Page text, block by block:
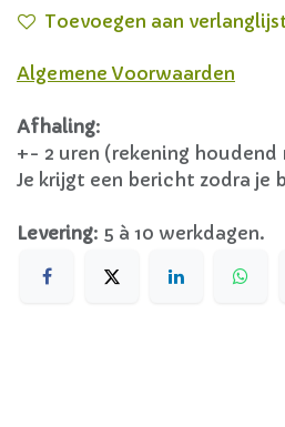
Toevoegen aan
Algemene Voorwaarden
Afhaling:
+- 2 uren (rekening houdend
Je krijgt een bericht zodra je
Levering: 5 à 10 werkdagen.